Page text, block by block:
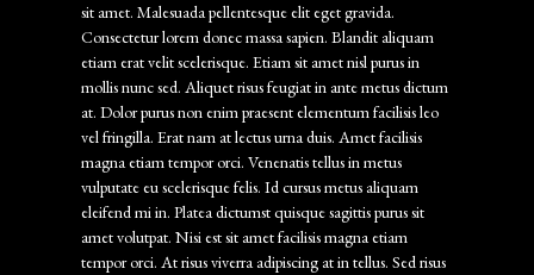
sit amet. Malesuada pellentesque elit eget gravida.
Consectetur lorem donec massa sapien. Blandit aliquam
etiam erat velit scelerisque. Etiam sit amet nisl purus in
mollis nunc sed. Aliquet risus feugiat in ante metus dictum
at. Dolor purus non enim praesent elementum facilisis leo
vel fringilla. Erat nam at lectus urna duis. Amet facilisis
magna etiam tempor orci. Venenatis tellus in metus
vulputate eu scelerisque felis. Id cursus metus aliquam
eleifend mi in. Platea dictumst quisque sagittis purus sit
amet volutpat. Nisi est sit amet facilisis magna etiam
tempor orci. At risus viverra adipiscing at in tellus. Sed risus